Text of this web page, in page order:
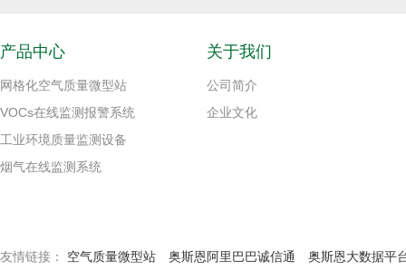
产品中心
网格化空气质量微型站
VOCs在线监测报警系统
工业环境质量监测设备
烟气在线监测系统
关于我们
公司简介
企业文化
友情链接： 空气质量微型站 奥斯恩阿里巴巴诚信通 奥斯恩大数据平